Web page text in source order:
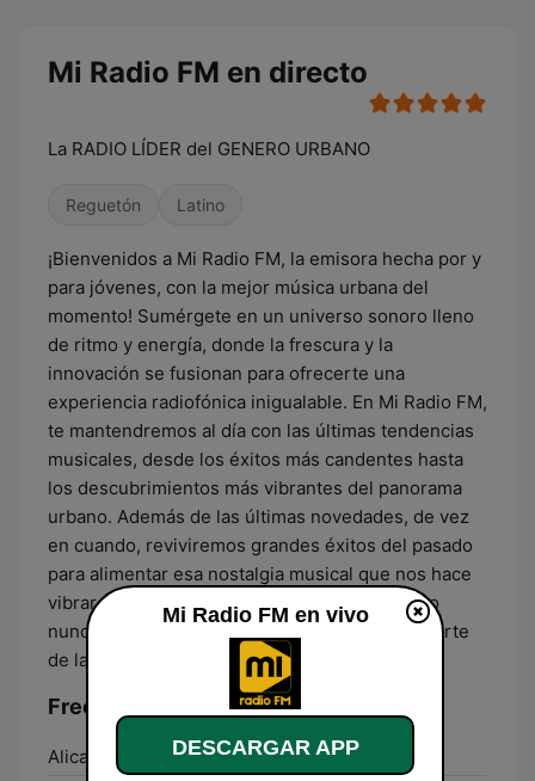
Mi Radio FM en directo
La RADIO LÍDER del GENERO URBANO
Reguetón Latino
¡Bienvenidos a Mi Radio FM, la emisora hecha por y
para jóvenes, con la mejor música urbana del
momento! Sumérgete en un universo sonoro lleno
de ritmo y energía, donde la frescura y la
innovación se fusionan para ofrecerte una
experiencia radiofónica inigualable. En Mi Radio FM,
te mantendremos al día con las últimas tendencias
musicales, desde los éxitos más candentes hasta
los descubrimientos más vibrantes del panorama
urbano. Además de las últimas novedades, de vez
en cuando, reviviremos grandes éxitos del pasado
para alimentar esa nostalgia musical que nos hace
vibrar. Únete a nosotros y vive la música como
nunca antes en Mi Radio FM. ¡Síguenos y sé parte
de la revolución sonora!
Frecuencias Mi Radio FM:
Alicante:
99.5 FM
Mi Radio FM en vivo
DESCARGAR APP